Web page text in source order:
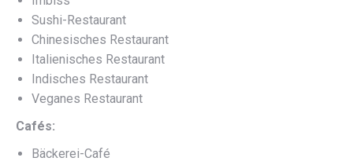
Sushi-Restaurant
Chinesisches Restaurant
Italienisches Restaurant
Indisches Restaurant
Veganes Restaurant
Cafés:
Bäckerei-Café